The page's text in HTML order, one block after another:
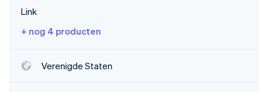
Link
+ nog 4 producten
Verenigde Staten